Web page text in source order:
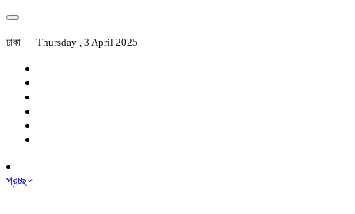
ঢাকা Thursday , 3 April 2025
প্রচ্ছদ